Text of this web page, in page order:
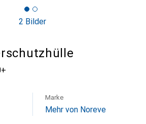
2 Bilder
Marke
Mehr von Noreve